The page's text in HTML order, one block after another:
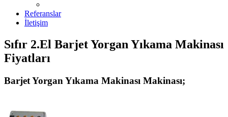
Referanslar
İletişim
Sıfır 2.El Barjet Yorgan Yıkama Makinası
Fiyatları
Barjet Yorgan Yıkama Makinası Makinası;